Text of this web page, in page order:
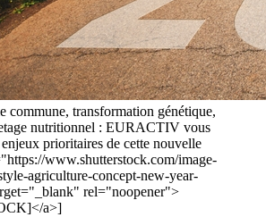
commune, transformation génétique,
nutritionnel : EURACTIV vous
prioritaires de cette nouvelle
www.shutterstock.com/image-
agriculture-concept-new-year-
rel="noopener">
a>]